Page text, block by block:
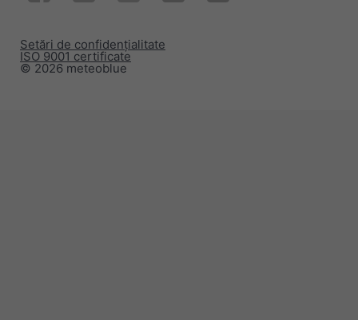
© 2026 meteoblue
ISO 9001 certificate
Setări de confidențialitate